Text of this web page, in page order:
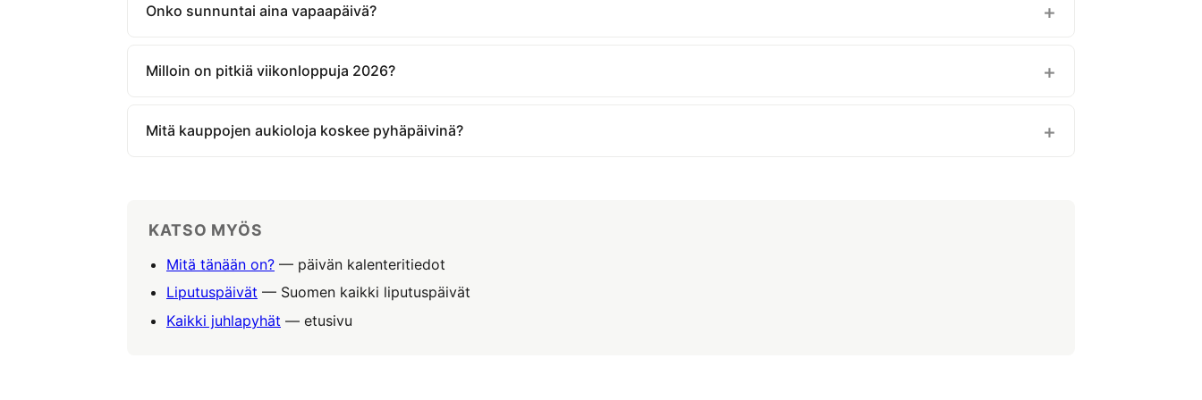
Onko sunnuntai aina vapaapäivä?
Milloin on pitkiä viikonloppuja 2026?
Mitä kauppojen aukioloja koskee pyhäpäivinä?
KATSO MYÖS
Mitä tänään on? — päivän kalenteritiedot
Liputuspäivät — Suomen kaikki liputuspäivät
Kaikki juhlapyhät — etusivu